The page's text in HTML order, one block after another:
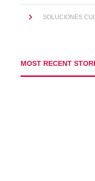
SOLUCIONES
MOST RECENT